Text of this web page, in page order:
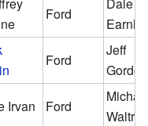
Ford
Ford
Jeff
Gordon
Irvan Ford
Waltrip